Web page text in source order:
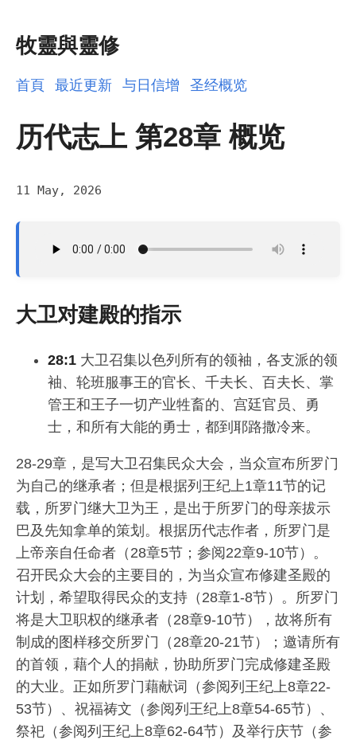
牧靈與靈修
首頁 最近更新 与日信增 圣经概览
历代志上 第28章 概览
11 May, 2026
大卫对建殿的指示
28:1 大卫召集以色列所有的领袖，各支派的领
袖、轮班服事王的官长、千夫长、百夫长、掌
管王和王子一切产业牲畜的、宫廷官员、勇
士，和所有大能的勇士，都到耶路撒冷来。
28-29章，是写大卫召集民众大会，当众宣布所罗门
为自己的继承者；但是根据列王纪上1章11节的记
载，所罗门继大卫为王，是出于所罗门的母亲拔示
巴及先知拿单的策划。根据历代志作者，所罗门是
上帝亲自任命者（28章5节；参阅22章9-10节）。
召开民众大会的主要目的，为当众宣布修建圣殿的
计划，希望取得民众的支持（28章1-8节）。所罗门
将是大卫职权的继承者（28章9-10节），故将所有
制成的图样移交所罗门（28章20-21节）；邀请所有
的首领，藉个人的捐献，协助所罗门完成修建圣殿
的大业。正如所罗门藉献词（参阅列王纪上8章22-
53节）、祝福祷文（参阅列王纪上8章54-65节）、
祭祀（参阅列王纪上8章62-64节）及举行庆节（参